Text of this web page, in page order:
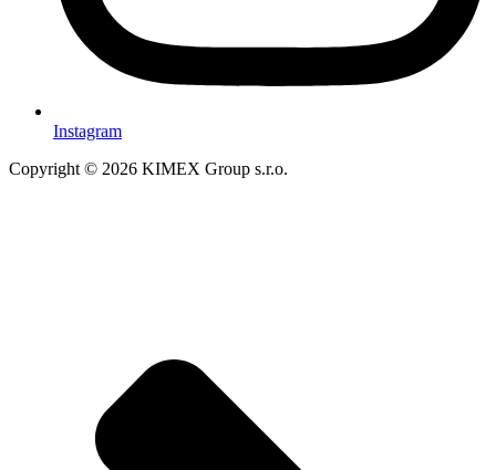
Instagram
Copyright © 2026 KIMEX Group s.r.o.